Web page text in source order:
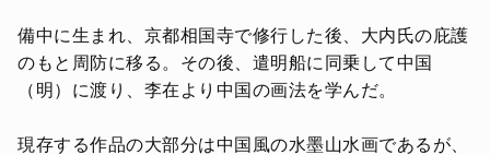
備中に生まれ、京都相国寺で修行した後、大内氏の庇護
のもと周防に移る。その後、遣明船に同乗して中国
（明）に渡り、李在より中国の画法を学んだ。
現存する作品の大部分は中国風の水墨山水画であるが、